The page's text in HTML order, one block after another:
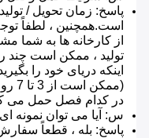
پاسخ: زمان تحویل /
است.همچنین ، لطفاً
از کارخانه ها به شما
تولید ، ممکن است چند
اینکه دریای خود را
در کدام فصل حمل می
س: آیا می توان نمونه
پاسخ: بله ، قطعاً سفارش